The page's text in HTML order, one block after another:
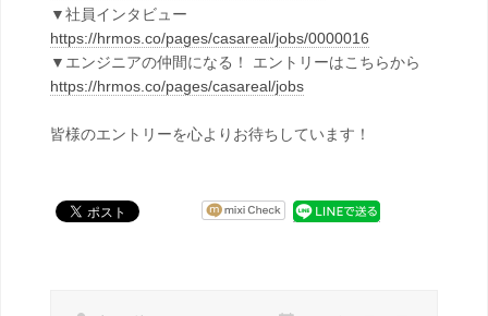
▼社員インタビュー
https://hrmos.co/pages/casareal/jobs/0000016
▼エンジニアの仲間になる！ エントリーはこちらから
https://hrmos.co/pages/casareal/jobs
皆様のエントリーを心よりお待ちしています！